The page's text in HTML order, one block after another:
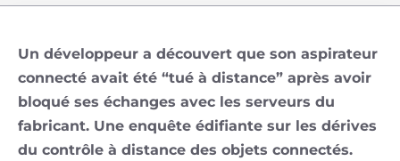
Un développeur a découvert que son aspirateur
connecté avait été “tué à distance” après avoir
bloqué ses échanges avec les serveurs du
fabricant. Une enquête édifiante sur les dérives
du contrôle à distance des objets connectés.